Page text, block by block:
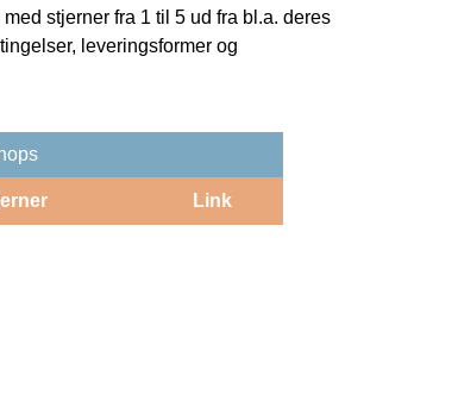
stjerner fra 1 til 5 ud fra bl.a. deres
leveringsformer og
Link